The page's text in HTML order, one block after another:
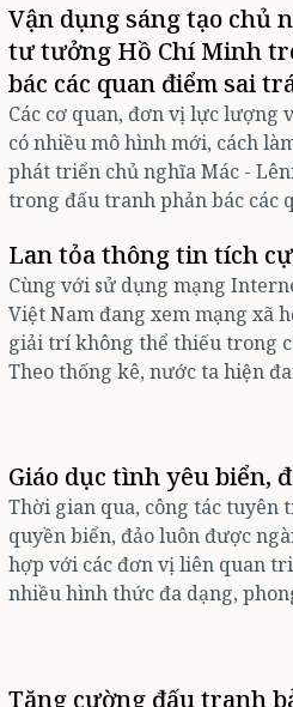
Vận dụng sáng tạo chủ
tư tưởng Hồ Chí Minh
bác các quan điểm sai
Các cơ quan, đơn vị lực lượng
có nhiều mô hình mới, cách
phát triển chủ nghĩa Mác -
trong đấu tranh phản bác các
Lan tỏa thông tin tích
Cùng với sử dụng mạng
Việt Nam đang xem mạng xã
giải trí không thể thiếu trong
Theo thống kê, nước ta hiện
Giáo dục tình yêu biển,
Thời gian qua, công tác tuyên
quyền biển, đảo luôn được
hợp với các đơn vị liên quan
nhiều hình thức đa dạng,
Tăng cường đấu tranh